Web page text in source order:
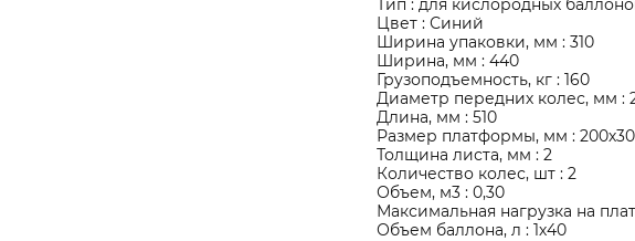
Тип : для кислородных
Цвет : Синий
Ширина упаковки, мм : 310
Ширина, мм : 440
Грузоподъемность, кг : 160
Диаметр передних колес, мм :
Длина, мм : 510
Размер платформы, мм :
Толщина листа, мм : 2
Количество колес, шт : 2
Объем, м3 : 0,30
Максимальная нагрузка на
Объем баллона, л : 1х40